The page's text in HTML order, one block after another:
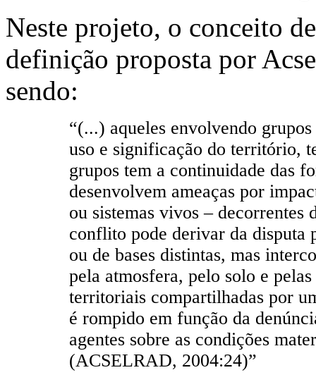
Neste projeto, o conceito
definição proposta por
sendo:
“(...) aqueles envolvendo
uso e significação do território,
grupos tem a continuidade das
desenvolvem ameaças por
ou sistemas vivos – decorrentes
conflito pode derivar da disputa
ou de bases distintas, mas
pela atmosfera, pelo solo e
territoriais compartilhadas por
é rompido em função da
agentes sobre as condições
(ACSELRAD, 2004:24)”